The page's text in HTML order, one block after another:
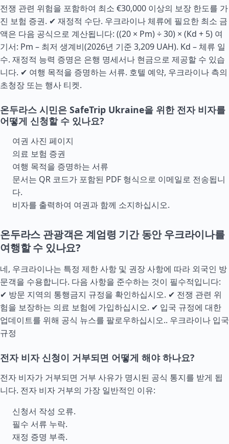
전쟁 관련 위험을 포함하여 최소 €30,000 이상의 보장 한도를 가
진 보험 증권. ✔ 재정적 수단. 우크라이나 체류에 필요한 최소 금
액은 다음 공식으로 계산됩니다: ((20 × Pm) ÷ 30) × (Kd + 5) 여
기서: Pm – 최저 생계비(2026년 기준 3,209 UAH). Kd – 체류 일
수. 재정적 능력 증명은 은행 명세서나 현금으로 제공할 수 있습
니다. ✔ 여행 목적을 증명하는 서류. 호텔 예약, 우크라이나 측의
초청장 또는 행사 티켓.
온두라스 시민은 SafeTrip Ukraine을 위한 전자 비자를
어떻게 신청할 수 있나요?
여권 사진 페이지
의료 보험 증권
여행 목적을 증명하는 서류
문서는 QR 코드가 포함된 PDF 형식으로 이메일로 전송됩니
다.
비자를 출력하여 여권과 함께 소지하십시오.
온두라스 관광객은 계엄령 기간 동안 우크라이나를
여행할 수 있나요?
네, 우크라이나는 특정 제한 사항 및 권장 사항에 따라 외국인 방
문객을 수용합니다. 다음 사항을 준수하는 것이 필수적입니다:
✔ 방문 지역의 통행금지 규정을 확인하십시오. ✔ 전쟁 관련 위
험을 보장하는 의료 보험에 가입하십시오. ✔ 입국 규정에 대한
업데이트를 위해 공식 뉴스를 팔로우하십시오.. 우크라이나 입국
규정
전자 비자 신청이 거부되면 어떻게 해야 하나요?
전자 비자가 거부되면 거부 사유가 명시된 공식 통지를 받게 됩
니다. 전자 비자 거부의 가장 일반적인 이유:
신청서 작성 오류.
필수 서류 누락.
재정 증명 부족.